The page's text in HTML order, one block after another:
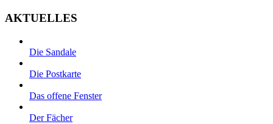
AKTUELLES
Die Sandale
Die Postkarte
Das offene Fenster
Der Fächer